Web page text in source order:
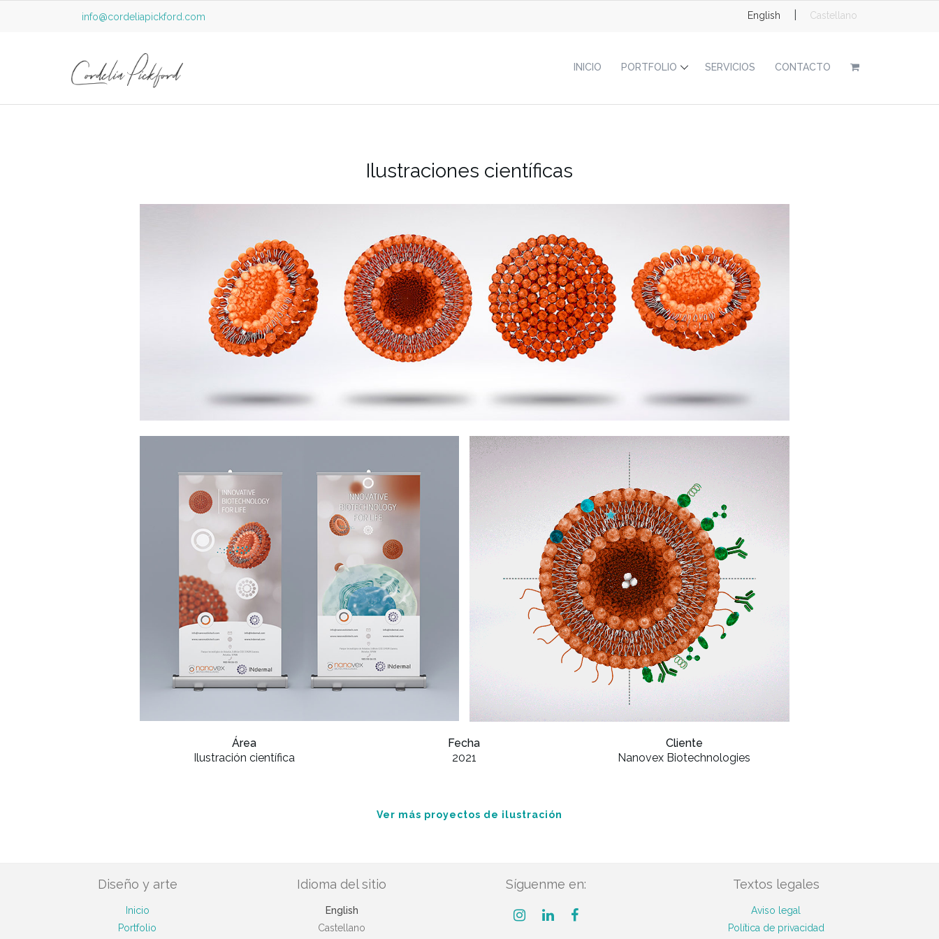
info@cordeliapickford.com English Castellano
INICIO PORTFOLIO SERVICIOS CONTACTO
Ilustraciones científicas
Área
Ilustración científica
Fecha
2021
Cliente
Nanovex Biotechnologies
Ver más proyectos de ilustración
Diseño y arte
Inicio
Portfolio
Idioma del sitio
English
Castellano
Síguenme en: Textos legales
Aviso legal
Política de privacidad